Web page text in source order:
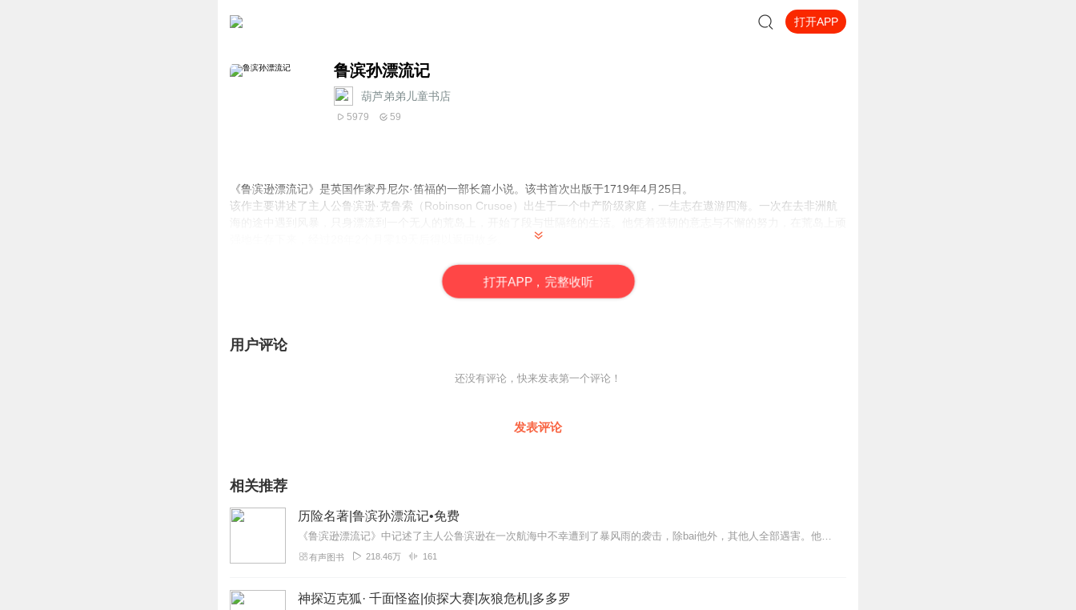
打开APP
鲁滨孙漂流记
葫芦弟弟儿童书店
5979 59
《鲁滨逊漂流记》是英国作家丹尼尔·笛福的一部长篇小说。该书首次出版于1719年4月25日。
该作主要讲述了主人公鲁滨逊·克鲁索（Robinson Crusoe）出生于一个中产阶级家庭，一生志在遨游四海。一次在去非洲航
打开APP，完整收听
用户评论
还没有评论，快来发表第一个评论！
发表评论
相关推荐
历险名著|鲁滨孙漂流记•免费
《鲁滨逊漂流记》中记述了主人公鲁滨逊在一次航海中不幸遭到了暴风雨的袭击，除bai他外，其他人全部遇害。他被漂到了个没有人烟的孤岛上。他的心中充满了无助以及孤独，...
有声图书 218.46万 161
神探迈克狐· 千面怪盗|侦探大赛|灰狼危机|多多罗